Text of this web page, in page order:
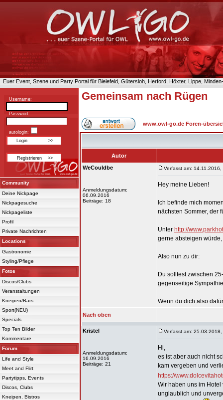
Euer Event, Szene und Party Portal für Bielefeld, Gütersloh, Herford, Höxter, Lippe,
Username:
Passwort:
autologin:
Community
Deine Nickpage
Nickpagesuche
Nickpageliste
Profil
Private Nachrichten
Locations
Gastronomie
Styling/Pflege
Fotos
Discos/Clubs
Veranstaltungen
Kneipen/Bars
Sport(NEU)
Specials
Top Ten Bilder
Kommentare
Forum
Life and Style
Meet and Flirt
Partytipps, Events
Discos, Clubs
Kneipen, Bistros
Gemeinsam nach Rügen
www.owl-go.de Foren-
Autor
WeCouldbe
Anmeldungsdatum:
06.09.2016
Beiträge: 18
Verfasst am: 14.11.2016,
Hey meine Lieben!
Ich befinde mich
nächsten Sommer, der
Unter http://
gerne absteigen
Also nun zu dir:
Du solltest zwischen
gegenseitige
Wenn du dich also
Nach oben
Kristel
Anmeldungsdatum:
16.09.2016
Beiträge: 21
Verfasst am:
Hi,
es ist aber auch nicht
kam vergeben und
https://
Wir haben uns im
unglaublich und